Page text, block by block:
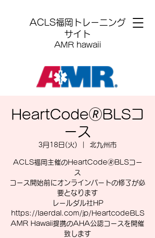
​ACLS福岡トレーニング
サイト
AMR hawaii
HeartCode🄬BLSコ
ース
3月18日(火) 北九州市
ACLS福岡主催のHeartCode🄬BLSコー
ス
コース開始前にオンラインパートの修了が必
要となります
レールダル社HP
https://laerdal.com/jp/HeartcodeBLS
AMR Hawaii提携のAHA公認コースを開催
致します